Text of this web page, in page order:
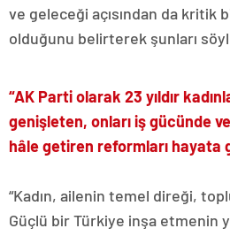
ve geleceği açısından da kritik
olduğunu belirterek şunları
“AK Parti olarak 23 yıldır
genişleten, onları iş gücünde
hâle getiren reformları hayata
“Kadın, ailenin temel direği,
Güçlü bir Türkiye inşa etmenin